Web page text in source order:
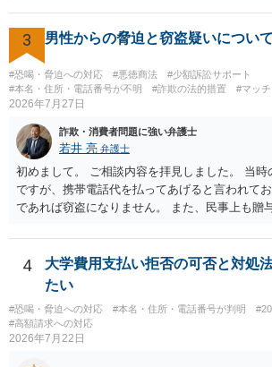
画の尺は10分ほど、服を着たままで胸を触って
して、要求された金額(1000円程度)の電子マネ
した。 そこから、撮影するまで暇なので顔の雰
欲しい、住んでいる都道府県と区を教えてと言わ
言ったやり取りをしていました。 というやりと
（わいせつ行為）の疑いがあります。18歳未満
能です。
3 男性からの脅迫と窃盗疑いについ
#恐喝・脅迫への対応 #悪徳商法
#少額訴訟サポート
#本名・住所・電話番号が不明
#詐欺の法的措置 #マッ
2026年7月27日
詐欺・消費者問題に強い弁護士
若井 亮 弁護士
初めまして。 ご相談内容を拝見しました。 当時
ですが、携帯電話代を払ってあげると言われて
であれば窃盗になりません。 また、民事上も贈
ず、可能であればブロックをするようにしてく
ば、最寄りの警察署に相談をしても良いかもし
考になれば幸いです。
4
大学費用支払い拒否の可否と対処
たい
#恐喝・脅迫への対応 #本名・住所・電話番号が判明
#高額請求への対応
2026年7月22日